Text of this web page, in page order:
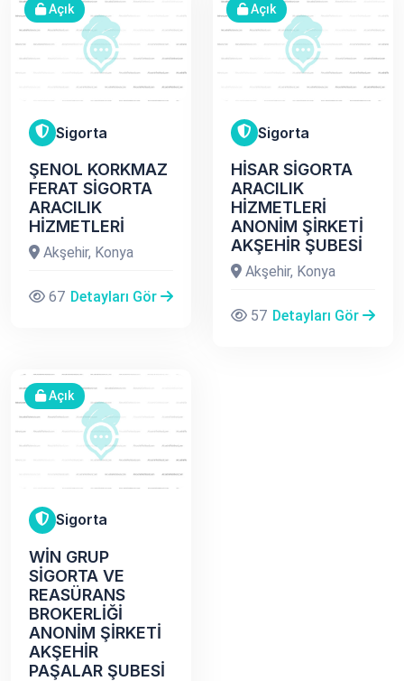
Açık
Sigorta
ŞENOL KORKMAZ
FERAT SİGORTA
ARACILIK
HİZMETLERİ
Akşehir, Konya
67 Detayları Gör
Açık
Sigorta
HİSAR SİGORTA
ARACILIK
HİZMETLERİ
ANONİM ŞİRKETİ
AKŞEHİR ŞUBESİ
Akşehir, Konya
57 Detayları Gör
Açık
Sigorta
WİN GRUP
SİGORTA VE
REASÜRANS
BROKERLİĞİ
ANONİM ŞİRKETİ
AKŞEHİR
PAŞALAR ŞUBESİ